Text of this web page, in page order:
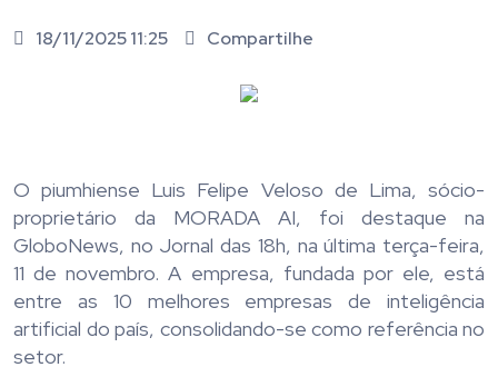
18/11/2025 11:25 Compartilhe
O piumhiense Luis Felipe Veloso de Lima, sócio-
proprietário da MORADA AI, foi destaque na
GloboNews, no Jornal das 18h, na última terça-feira,
11 de novembro. A empresa, fundada por ele, está
entre as 10 melhores empresas de inteligência
artificial do país, consolidando-se como referência no
setor.